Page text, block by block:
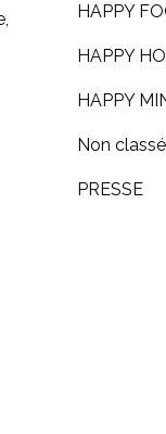
HAPPY
HAPPY
HAPPY
Non classé
PRESSE